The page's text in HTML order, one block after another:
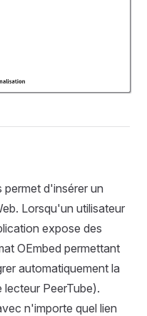
d'insérer un
Lorsqu'un utilisateur
expose des
OEmbed permettant
automatiquement la
PeerTube).
n'importe quel lien